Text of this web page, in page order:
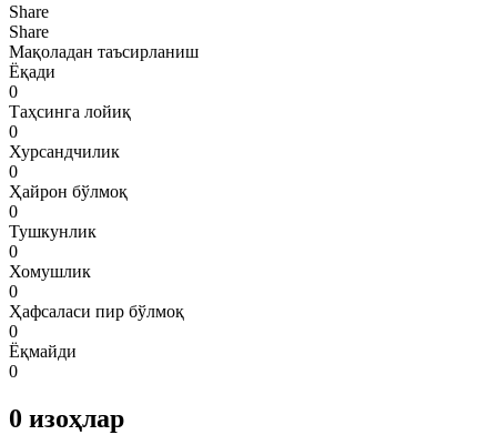
Share
Share
Мақоладан таъсирланиш
Ёқади
0
Таҳсинга лойиқ
0
Хурсандчилик
0
Ҳайрон бўлмоқ
0
Тушкунлик
0
Хомушлик
0
Ҳафсаласи пир бўлмоқ
0
Ёқмайди
0
0 изоҳлар